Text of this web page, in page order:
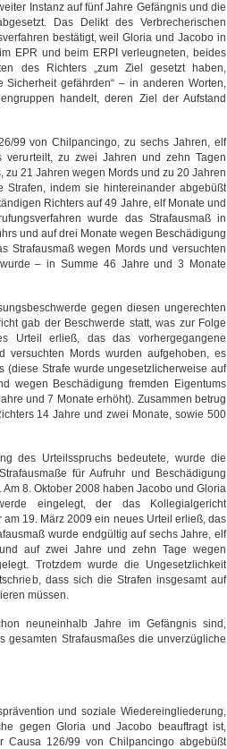
Instanz auf fünf Jahre Gefängnis und die
Das Delikt des Verbrecherischen
bestätigt, weil Gloria und Jacobo in
EPR und beim ERPI verleugneten, beides
des Richters „zum Ziel gesetzt haben,
gefährden“ – in anderen Worten,
handelt, deren Ziel der Aufstand
99 von Chilpancingo, zu sechs Jahren, elf
verurteilt, zu zwei Jahren und zehn Tagen
21 Jahren wegen Mords und zu 20 Jahren
indem sie hintereinander abgebüßt
Richters auf 49 Jahre, elf Monate und
wurde das Strafausmaß in
und auf drei Monate wegen Beschädigung
Strafausmaß wegen Mords und versuchten
– in Summe 46 Jahre und 3 Monate
gegen diesen ungerechten
gab der Beschwerde statt, was zur Folge
Urteil erließ, das das vorhergegangene
versuchten Mords wurden aufgehoben, es
(diese Strafe wurde ungesetzlicherweise auf
wegen Beschädigung fremden Eigentums
und 7 Monate erhöht). Zusammen betrug
14 Jahre und zwei Monate, sowie 500
des Urteilsspruchs bedeutete, wurde die
für Aufruhr und Beschädigung
8. Oktober 2008 haben Jacobo und Gloria
eingelegt, der das Kollegialgericht
19. März 2009 ein neues Urteil erließ, das
wurde endgültig auf sechs Jahre, elf
auf zwei Jahre und zehn Tage wegen
Trotzdem wurde die Ungesetzlichkeit
dass sich die Strafen insgesamt auf
müssen.
neuneinhalb Jahre im Gefängnis sind,
gesamten Strafausmaßes die unverzügliche
und soziale Wiedereingliederung,
gegen Gloria und Jacobo beauftragt ist,
Causa 126/99 von Chilpancingo abgebüßt